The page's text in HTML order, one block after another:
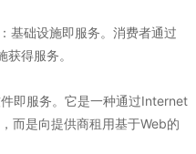
础设施即服务。消费者通过
得服务。
即服务。它是一种通过Internet
而是向提供商租用基于Web的